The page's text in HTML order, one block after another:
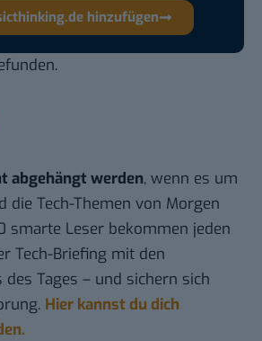
hinzufügen
abgehängt werden, wenn es um
die Tech-Themen von Morgen
smarte Leser bekommen jeden
Tech-Briefing mit den
Tages – und sichern sich
Hier kannst du dich